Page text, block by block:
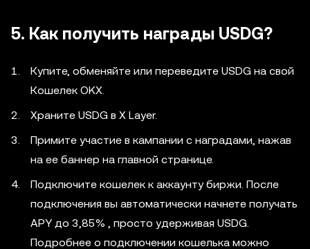
5. Как получить награды USDG?
Купите, обменяйте или переведите USDG на свой
Кошелек OKX.
Храните USDG в X Layer.
Примите участие в кампании с наградами, нажав
на ее баннер на главной странице.
Подключите кошелек к аккаунту биржи. После
подключения вы автоматически начнете получать
APY до 3,85% , просто удерживая USDG.
Подробнее о подключении кошелька можно